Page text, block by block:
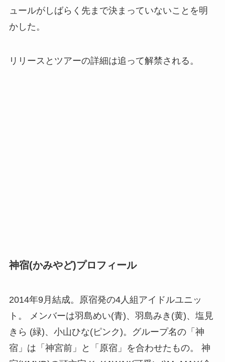
ュールがしばらく先まで決まっていないことを明
かした。
リリースとツアーの詳細は追って解禁される。
神宿(かみやど)プロフィール
2014年9月結成。原宿発の4人組アイドルユニッ
ト。 メンバーは羽島めい(青)、羽島みき(黄)、塩見
きら (緑)、小山ひな(ピンク)。グループ名の「神
宿」は「神宮前」と「原宿」を合わせたもの。 神